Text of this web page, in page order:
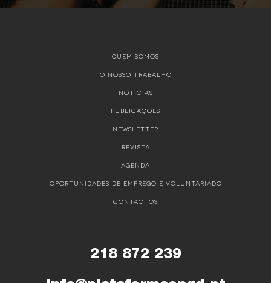
QUEM SOMOS
O NOSSO TRABALHO
NOTÍCIAS
PUBLICAÇÕES
NEWSLETTER
REVISTA
AGENDA
OPORTUNIDADES DE EMPREGO E VOLUNTARIADO
CONTACTOS
218 872 239